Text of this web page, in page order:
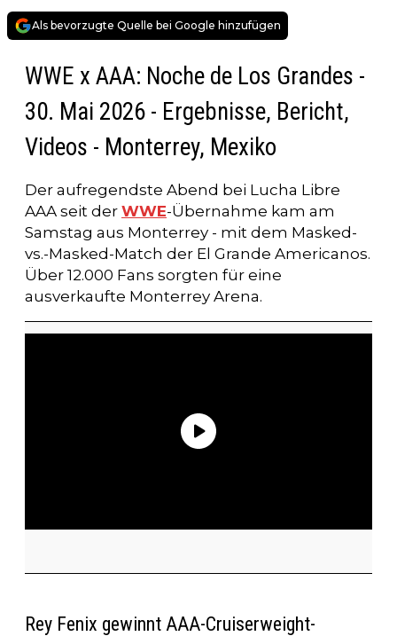
Als bevorzugte Quelle bei Google hinzufügen
WWE x AAA: Noche de Los Grandes -
30. Mai 2026 - Ergebnisse, Bericht,
Videos - Monterrey, Mexiko
Der aufregendste Abend bei Lucha Libre
AAA seit der WWE-Übernahme kam am
Samstag aus Monterrey - mit dem Masked-
vs.-Masked-Match der El Grande Americanos.
Über 12.000 Fans sorgten für eine
ausverkaufte Monterrey Arena.
Rey Fenix gewinnt AAA-Cruiserweight-